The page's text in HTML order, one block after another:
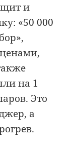
и
«50 000
на 1
Это
а